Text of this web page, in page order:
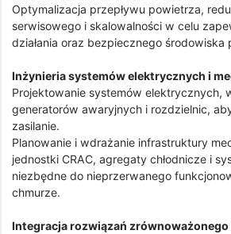
Optymalizacja przepływu powietrza,
serwisowego i skalowalności w celu
działania oraz bezpiecznego środowiska
Inżynieria systemów elektrycznych i
Projektowanie systemów elektrycznych,
generatorów awaryjnych i rozdzielnic,
zasilanie.
Planowanie i wdrażanie infrastruktury
jednostki CRAC, agregaty chłodnicze i
niezbędne do nieprzerwanego
chmurze.
Integracja rozwiązań